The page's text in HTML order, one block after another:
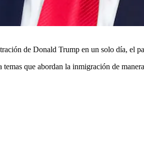
de Donald Trump en un solo día, el
que abordan la inmigración de